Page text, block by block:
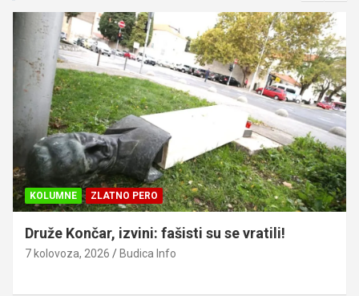
KOLUMNE ZLATNO PERO
Druže Končar, izvini: fašisti su se vratili!
7 kolovoza, 2026 Budica Info